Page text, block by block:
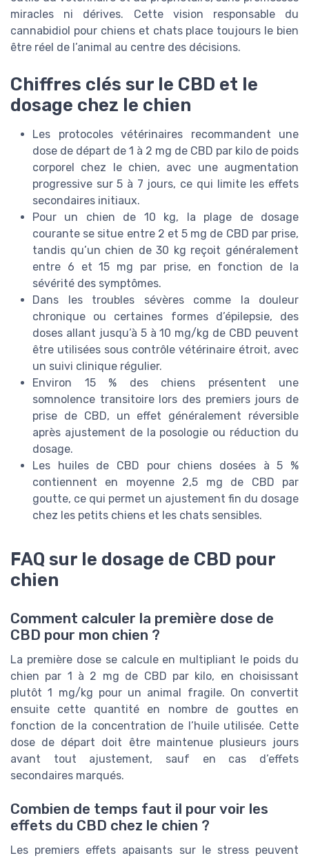
miracles ni dérives. Cette vision responsable du
cannabidiol pour chiens et chats place toujours le bien
être réel de l’animal au centre des décisions.
Chiffres clés sur le CBD et le
dosage chez le chien
Les protocoles vétérinaires recommandent une
dose de départ de 1 à 2 mg de CBD par kilo de poids
corporel chez le chien, avec une augmentation
progressive sur 5 à 7 jours, ce qui limite les effets
secondaires initiaux.
Pour un chien de 10 kg, la plage de dosage
courante se situe entre 2 et 5 mg de CBD par prise,
tandis qu’un chien de 30 kg reçoit généralement
entre 6 et 15 mg par prise, en fonction de la
sévérité des symptômes.
Dans les troubles sévères comme la douleur
chronique ou certaines formes d’épilepsie, des
doses allant jusqu’à 5 à 10 mg/kg de CBD peuvent
être utilisées sous contrôle vétérinaire étroit, avec
un suivi clinique régulier.
Environ 15 % des chiens présentent une
somnolence transitoire lors des premiers jours de
prise de CBD, un effet généralement réversible
après ajustement de la posologie ou réduction du
dosage.
Les huiles de CBD pour chiens dosées à 5 %
contiennent en moyenne 2,5 mg de CBD par
goutte, ce qui permet un ajustement fin du dosage
chez les petits chiens et les chats sensibles.
FAQ sur le dosage de CBD pour
chien
Comment calculer la première dose de
CBD pour mon chien ?
La première dose se calcule en multipliant le poids du
chien par 1 à 2 mg de CBD par kilo, en choisissant
plutôt 1 mg/kg pour un animal fragile. On convertit
ensuite cette quantité en nombre de gouttes en
fonction de la concentration de l’huile utilisée. Cette
dose de départ doit être maintenue plusieurs jours
avant tout ajustement, sauf en cas d’effets
secondaires marqués.
Combien de temps faut il pour voir les
effets du CBD chez le chien ?
Les premiers effets apaisants sur le stress peuvent